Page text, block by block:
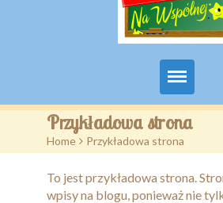
Witamy
Aktualności
Galeria
Przykładowa strona
Home > Przykładowa strona
To jest przykładowa strona.
wpisy na blogu, ponieważ nie